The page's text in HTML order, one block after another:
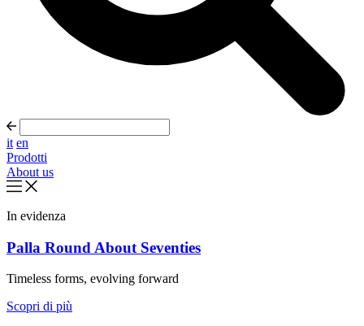
it en
Prodotti
About us
In evidenza
Palla Round About Seventies
Timeless forms, evolving forward
Scopri di più